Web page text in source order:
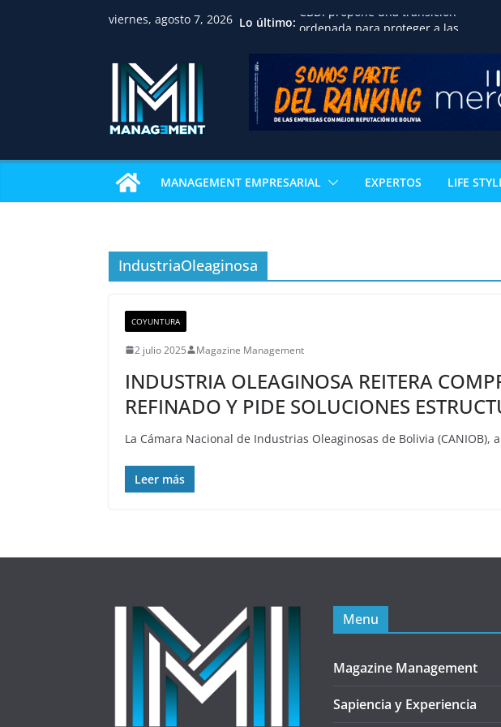
viernes, agosto 7, 2026 Lo último: CBDI propone una transición
ordenada para proteger a las
familias, preservar la seguridad
jurídica y fortalecer el desarrollo
inmobiliario de terrenos
Huawei reconoce la excelencia
académica de estudiante de
internacional
IBCE revela los sectores que
Nicaragua acelera la
MANAGEMENT EMPRESARIAL EXPERTOS LIFE
IndustriaOleaginosa
COYUNTURA
2 julio 2025 Magazine Management
INDUSTRIA OLEAGINOSA REITERA
REFINADO Y PIDE SOLUCIONES
La Cámara Nacional de Industrias Oleaginosas de Bolivia
Leer más
Menu
Magazine Management
Sapiencia y Experiencia